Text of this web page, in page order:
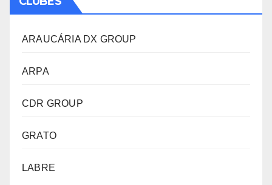
ARAUCÁRIA DX GROUP
ARPA
CDR GROUP
GRATO
LABRE